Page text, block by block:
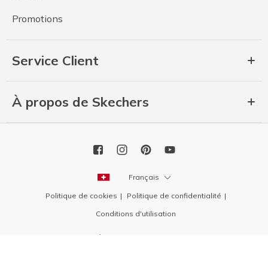
Promotions
Service Client
À propos de Skechers
Français
Politique de cookies
Politique de confidentialité
Conditions d'utilisation
Copyright 2026 SKECHERS USA, Inc.